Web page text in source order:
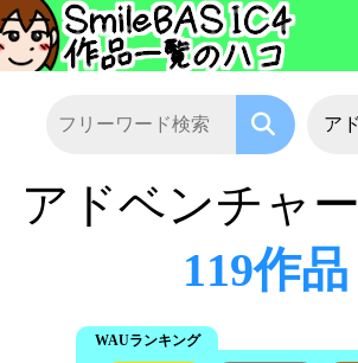
アドベンチャー
119作品
WAUランキング